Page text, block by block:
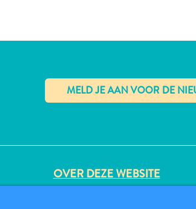
OVER DEZE WEBSITE